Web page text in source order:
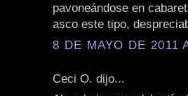
pavoneándose en
asco este tipo,
8 DE MAYO DE 2011
Ceci O. dijo...